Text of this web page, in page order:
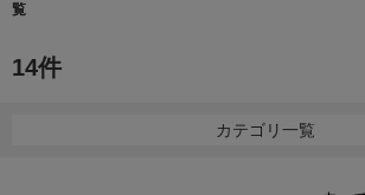
覧
14件
カテゴリ一覧